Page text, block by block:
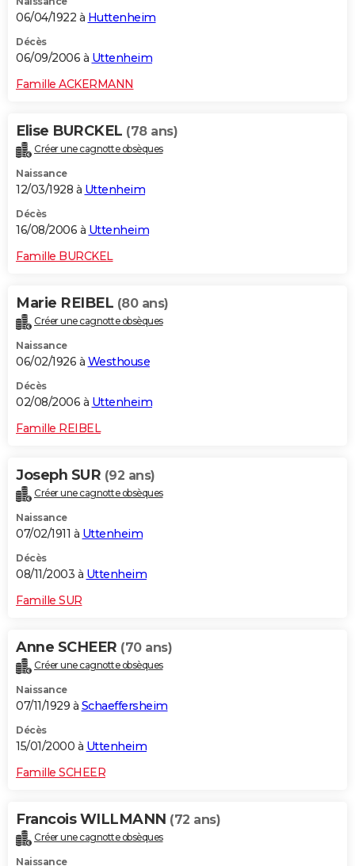
06/04/1922 à Huttenheim
Décès
06/09/2006 à Uttenheim
Famille ACKERMANN
Elise BURCKEL (78 ans)
Créer une cagnotte obsèques
Naissance
12/03/1928 à Uttenheim
Décès
16/08/2006 à Uttenheim
Famille BURCKEL
Marie REIBEL (80 ans)
Créer une cagnotte obsèques
Naissance
06/02/1926 à Westhouse
Décès
02/08/2006 à Uttenheim
Famille REIBEL
Joseph SUR (92 ans)
Créer une cagnotte obsèques
Naissance
07/02/1911 à Uttenheim
Décès
08/11/2003 à Uttenheim
Famille SUR
Anne SCHEER (70 ans)
Créer une cagnotte obsèques
Naissance
07/11/1929 à Schaeffersheim
Décès
15/01/2000 à Uttenheim
Famille SCHEER
Francois WILLMANN (72 ans)
Créer une cagnotte obsèques
Naissance